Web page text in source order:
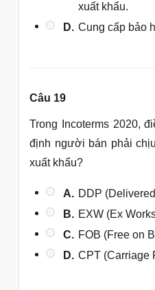
xuất khẩu.
D. Cung cấp bảo
Câu 19
Trong Incoterms 2020,
định người bán phải
xuất khẩu?
A. DDP
B. EXW (Ex
C. FOB (Free on
D. CPT (Carriage